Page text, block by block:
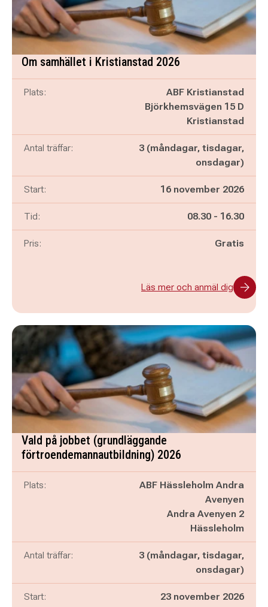
Om samhället i Kristianstad 2026
Plats:
ABF Kristianstad
Björkhemsvägen 15 D
Kristianstad
Antal träffar:
3 (måndagar, tisdagar,
onsdagar)
Start: 16 november 2026
Tid: Pågår mellan
08.30 - och
16.30
Pris: Gratis
Läs mer och anmäl dig
Vald på jobbet (grundläggande
förtroendemannautbildning) 2026
Plats:
ABF Hässleholm Andra
Avenyen
Andra Avenyen 2
Hässleholm
Antal träffar:
3 (måndagar, tisdagar,
onsdagar)
Start: 23 november 2026